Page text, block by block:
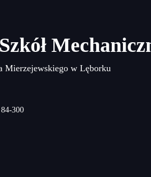
Szkół
Mierzejewskiego w Lęborku
300